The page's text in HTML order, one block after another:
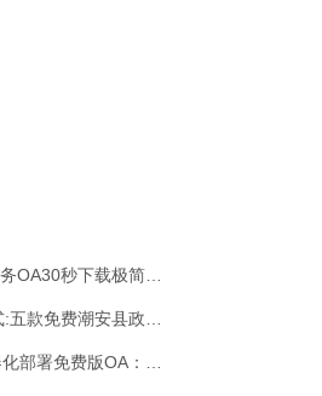
告别复杂流程！广州政务OA30秒下载极简免费OA系统